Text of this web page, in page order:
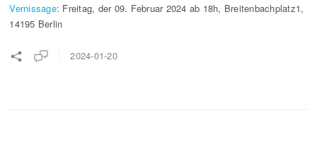
Vernissage: Freitag, der 09. Februar 2024 ab 18h, Breitenbachplatz1,
14195 Berlin
2024-01-20